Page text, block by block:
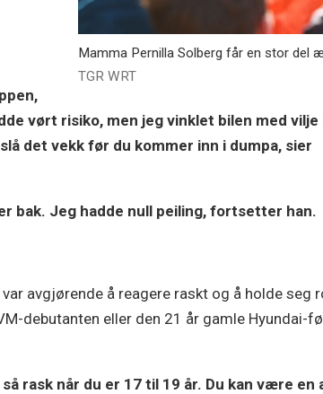
Mamma Pernilla Solberg får en stor del
TGR WRT
vørt risiko, men jeg vinklet bilen med vilje
det vekk før du kommer inn i dumpa, sier
bak. Jeg hadde null peiling, fortsetter han.
avgjørende å reagere raskt og å holde seg
debutanten eller den 21 år gamle Hyundai-
rask når du er 17 til 19 år. Du kan være en